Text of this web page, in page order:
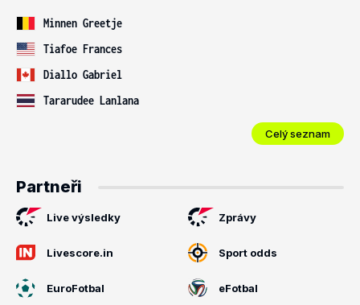
Minnen Greetje
Tiafoe Frances
Diallo Gabriel
Tararudee Lanlana
Celý seznam
Partneři
Live výsledky Zprávy
Livescore.in Sport odds
EuroFotbal eFotbal